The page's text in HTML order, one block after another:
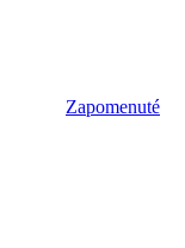
Zapomenuté